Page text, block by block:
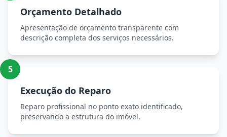
Orçamento Detalhado
Apresentação de orçamento transparente com
descrição completa dos serviços necessários.
5
Execução do Reparo
Reparo profissional no ponto exato identificado,
preservando a estrutura do imóvel.